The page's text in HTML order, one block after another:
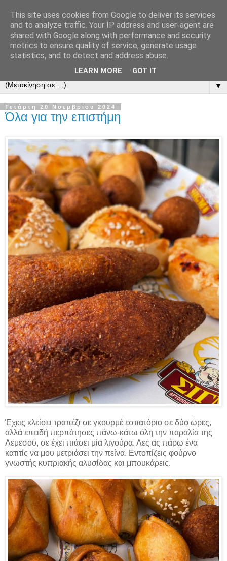
▼
Τετάρτη 20 Νοεμβρίου 2024
Όλα για την επιστήμη
Έχεις κλείσει τραπέζι σε γκουρμέ εστιατόριο σε δύο ώρες,
αλλά επειδή περπάτησες πάνω-κάτω όλη την παραλία της
Λεμεσού, σε έχει πιάσει μία λιγούρα. Λες ας πάρω ένα
κατιτίς να μου μετριάσει την πείνα. Εντοπίζεις φούρνο
γνωστής κυπριακής αλυσίδας και μπουκάρεις.
This site uses cookies from Google to deliver its services
and to analyze traffic. Your IP address and user-agent are
shared with Google along with performance and security
metrics to ensure quality of service, generate usage
statistics, and to detect and address abuse.
LEARN MORE GOT IT